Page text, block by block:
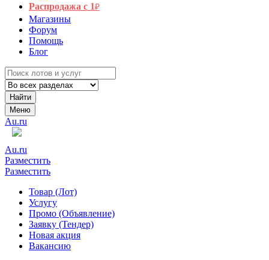
Распродажа с 1₽
Магазины
Форум
Помощь
Блог
Найти
Меню
Au.ru
Au.ru
Разместить
Разместить
Товар (Лот)
Услугу
Промо (Объявление)
Заявку (Тендер)
Новая акция
Вакансию